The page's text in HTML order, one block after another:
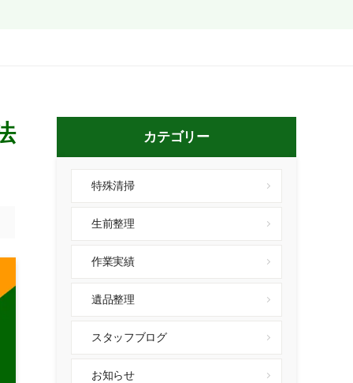
カテゴリー
特殊清掃
生前整理
作業実績
遺品整理
スタッフブログ
お知らせ